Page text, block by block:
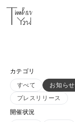
カテゴリ
すべて
お知らせ
プレスリリース
開催状況